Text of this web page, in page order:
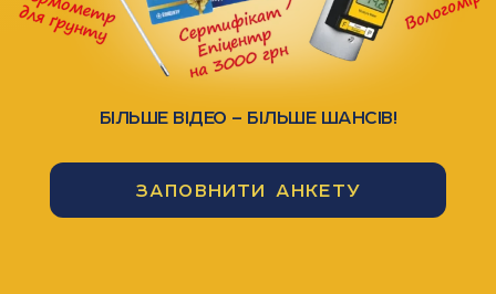
БІЛЬШЕ ВІДЕО — БІЛЬШЕ ШАНСІВ!
ЗАПОВНИТИ АНКЕТУ